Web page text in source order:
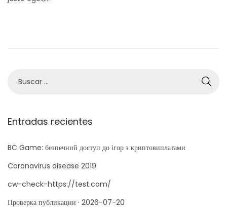
c
d
2
0
0
q
e
d
p
a
Entradas recientes
BC Game: безпечний доступ до ігор з криптовиплатами
Coronavirus disease 2019
cw-check-https://test.com/
Проверка публикации · 2026-07-20